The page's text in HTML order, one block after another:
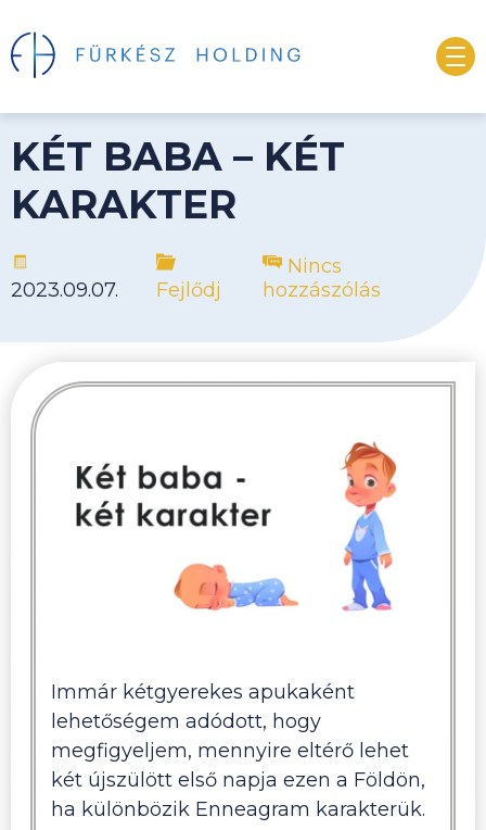
KÉT BABA – KÉT
KARAKTER
2023.09.07. Fejlődj
Nincs
hozzászólás
Immár kétgyerekes apukaként
lehetőségem adódott, hogy
megfigyeljem, mennyire eltérő lehet
két újszülött első napja ezen a Földön,
ha különbözik Enneagram karakterük.